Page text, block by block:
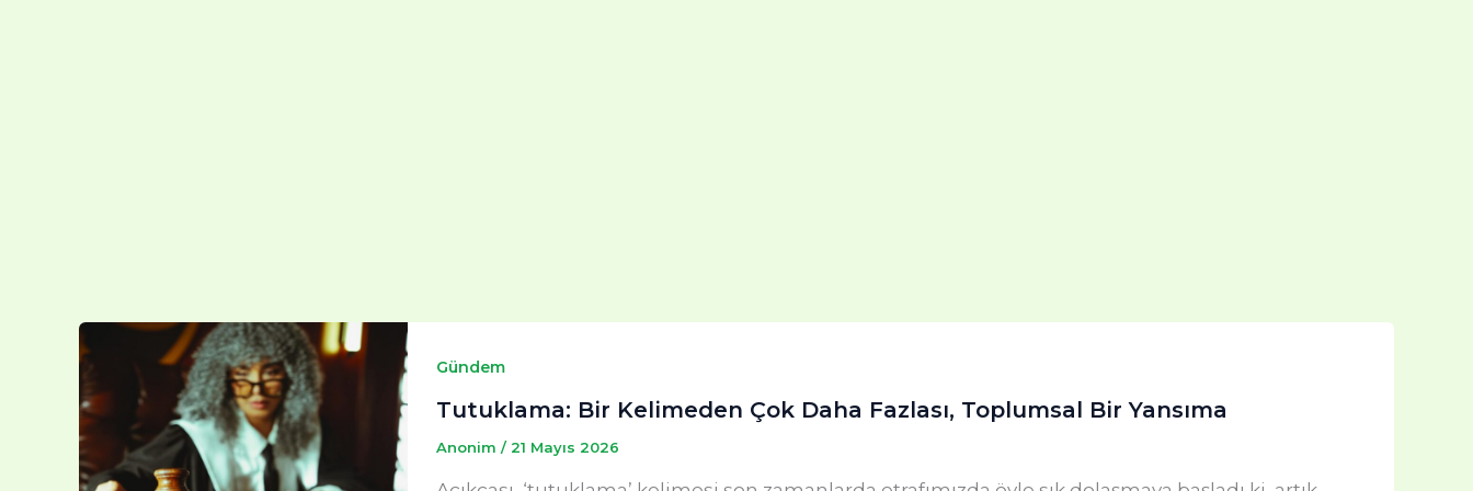
Gündem
Tutuklama: Bir Kelimeden Çok Daha Fazlası, Toplumsal Bir Yansıma
Anonim / 21 Mayıs 2026